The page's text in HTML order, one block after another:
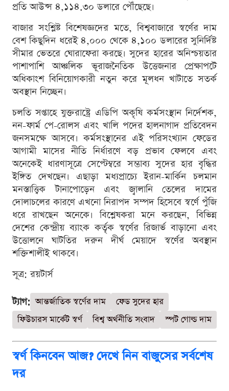
প্রতি আউন্স ৪,১১৪.৩০ ডলারে পৌঁছেছে।
বাজার সংশ্লিষ্ট বিশেষজ্ঞদের মতে, বিশ্ববাজারে স্বর্ণের দাম
বেশ কিছুদিন ধরেই ৪,০০০ থেকে ৪,১০০ ডলারের সুনির্দিষ্ট
সীমার ভেতরে ঘোরাফেরা করছে। সুদের হারের অনিশ্চয়তার
পাশাপাশি আঞ্চলিক ভূরাজনৈতিক উত্তেজনার প্রেক্ষাপটে
অধিকাংশ বিনিয়োগকারী নতুন করে মূলধন খাটাতে সতর্ক
অবস্থান নিচ্ছেন।
চলতি সপ্তাহে যুক্তরাষ্ট্রে এডিপি অকৃষি কর্মসংস্থান নির্দেশক,
নন-ফার্ম পে-রোলস এবং খালি পদের হালনাগাদ প্রতিবেদন
জনসমক্ষে আসবে। কর্মসংস্থানের এই পরিসংখ্যান ফেডের
আগামী মাসের নীতি নির্ধারণে বড় প্রভাব ফেলবে এবং
অনেকেই ধারণাসূত্রে সেপ্টেম্বরে সম্ভাব্য সুদের হার বৃদ্ধির
ইঙ্গিত দেখছেন। এছাড়া মধ্যপ্রাচ্যে ইরান-মার্কিন চলমান
মনস্তাত্ত্বিক টানাপোড়েন এবং জ্বালানি তেলের দামের
দোলাচলের কারণে এখনো নিরাপদ সম্পদ হিসেবে স্বর্ণে পুঁজি
ধরে রাখছেন অনেকে। বিশ্লেষকরা মনে করছেন, বিভিন্ন
দেশের কেন্দ্রীয় ব্যাংক কর্তৃক স্বর্ণের রিজার্ভ বাড়ানো এবং
উত্তোলনে ঘাটতির দরুন দীর্ঘ মেয়াদে স্বর্ণের অবস্থান
শক্তিশালীই থাকবে।
সূত্র: রয়টার্স
ট্যাগ: আন্তর্জাতিক স্বর্ণের দাম
ফেড সুদের হার
ফিউচারস মার্কেট স্বর্ণ
বিশ্ব অর্থনীতি সংবাদ স্পট গোল্ড দাম
স্বর্ণ কিনবেন আজ? দেখে নিন বাজুসের সর্বশেষ
দর